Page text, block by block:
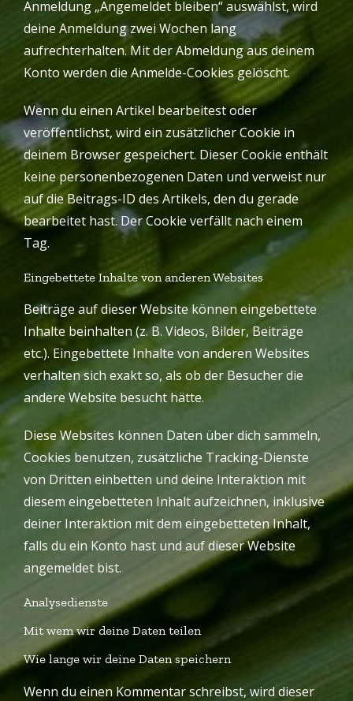
Anmeldung „Angemeldet bleiben“ auswählst, wird
deine Anmeldung zwei Wochen lang
aufrechterhalten. Mit der Abmeldung aus deinem
Konto werden die Anmelde-Cookies gelöscht.
Wenn du einen Artikel bearbeitest oder
veröffentlichst, wird ein zusätzlicher Cookie in
deinem Browser gespeichert. Dieser Cookie enthält
keine personenbezogenen Daten und verweist nur
auf die Beitrags-ID des Artikels, den du gerade
bearbeitet hast. Der Cookie verfällt nach einem
Tag.
Eingebettete Inhalte von anderen Websites
Beiträge auf dieser Website können eingebettete
Inhalte beinhalten (z. B. Videos, Bilder, Beiträge
etc.). Eingebettete Inhalte von anderen Websites
verhalten sich exakt so, als ob der Besucher die
andere Website besucht hätte.
Diese Websites können Daten über dich sammeln,
Cookies benutzen, zusätzliche Tracking-Dienste
von Dritten einbetten und deine Interaktion mit
diesem eingebetteten Inhalt aufzeichnen, inklusive
deiner Interaktion mit dem eingebetteten Inhalt,
falls du ein Konto hast und auf dieser Website
angemeldet bist.
Analysedienste
Mit wem wir deine Daten teilen
Wie lange wir deine Daten speichern
Wenn du einen Kommentar schreibst, wird dieser